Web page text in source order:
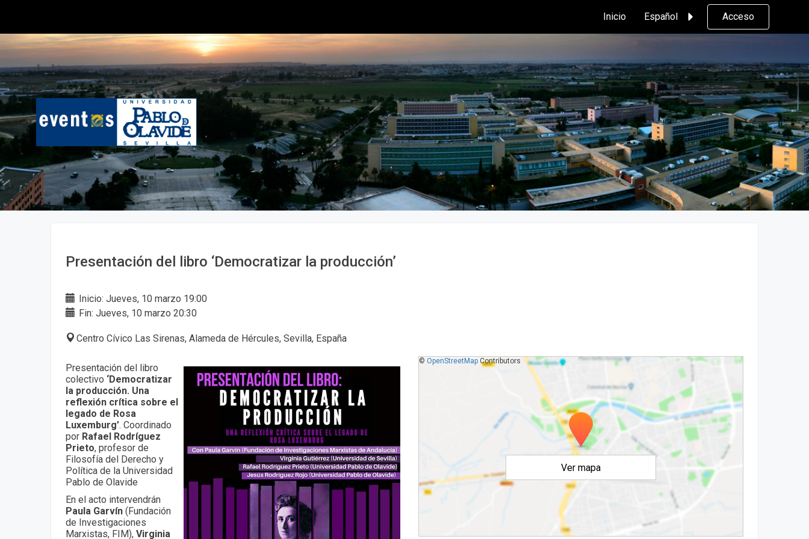
Inicio Español Acceso
Presentación del libro ‘Democratizar la producción’
Inicio: Jueves, 10 marzo 19:00
Fin: Jueves, 10 marzo 20:30
Centro Cívico Las Sirenas, Alameda de Hércules, Sevilla, España
Presentación del libro
colectivo ‘Democratizar
la producción. Una
reflexión crítica sobre el
legado de Rosa
Luxemburg’. Coordinado
por Rafael Rodríguez
Prieto, profesor de
Filosofía del Derecho y
Política de la Universidad
Pablo de Olavide
En el acto intervendrán
Paula Garvín (Fundación
de Investigaciones
Marxistas, FIM), Virginia
Ver mapa
© OpenStreetMapContributors